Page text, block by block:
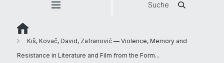
Suche
Kiš, Kovač, David, Zafranović — Violence, Memory and
Resistance in Literature and Film from the Form...